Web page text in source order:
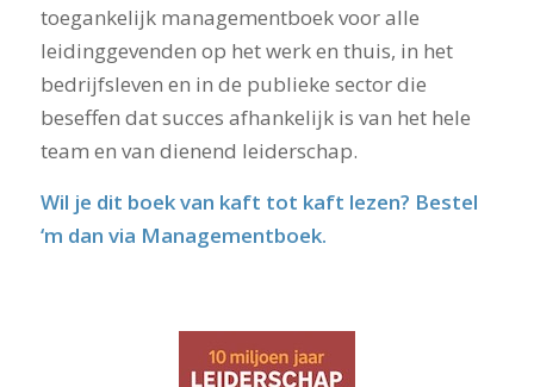
toegankelijk managementboek voor alle
leidinggevenden op het werk en thuis, in het
bedrijfsleven en in de publieke sector die
beseffen dat succes afhankelijk is van het hele
team en van dienend leiderschap.
Wil je dit boek van kaft tot kaft lezen? Bestel
‘m dan via Managementboek.